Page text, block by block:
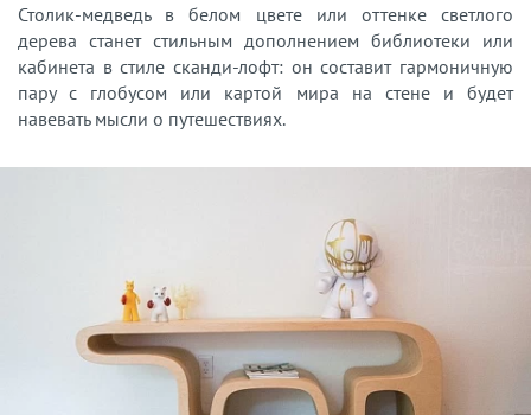
Столик-медведь в белом цвете или оттенке светлого
дерева станет стильным дополнением библиотеки или
кабинета в стиле сканди-лофт: он составит гармоничную
пару с глобусом или картой мира на стене и будет
навевать мысли о путешествиях.